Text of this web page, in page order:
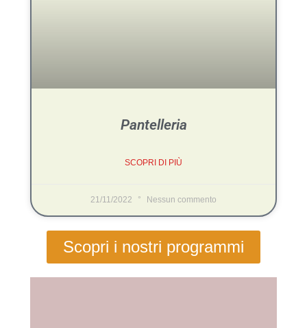
Pantelleria
SCOPRI DI PIÙ
21/11/2022 Nessun commento
Scopri i nostri programmi